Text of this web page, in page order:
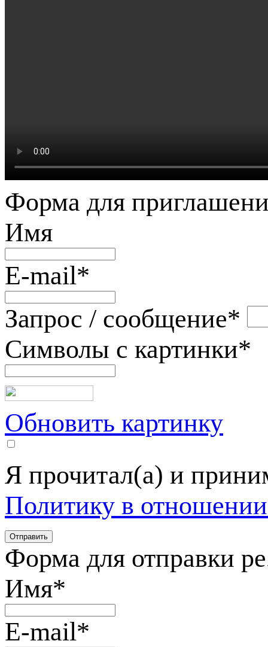
Форма для
Имя
E-mail*
Запрос / сообщение*
Символы с картинки*
Обновить картинку
Я прочитал(а) и
Политику в
Форма для отправки
Имя*
E-mail*